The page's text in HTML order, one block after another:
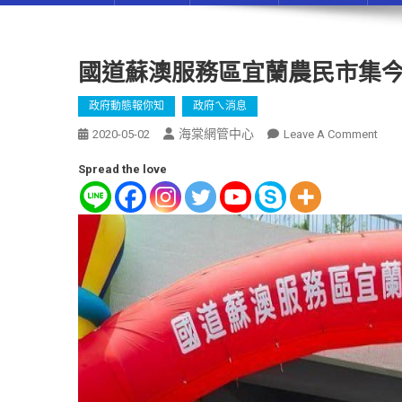
國道蘇澳服務區宜蘭農民市集
政府動態報你知 政府ㄟ消息
2020-05-02 海棠網管中心 Leave A Comment
Spread the love